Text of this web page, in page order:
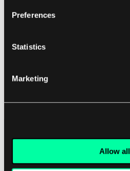
Preferences
Statistics
Marketing
Allow all